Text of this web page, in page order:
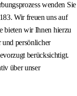
wenden Sie
Wir freuen uns auf
bieten wir Ihnen hierzu
persönlicher
berücksichtigt.
über unser